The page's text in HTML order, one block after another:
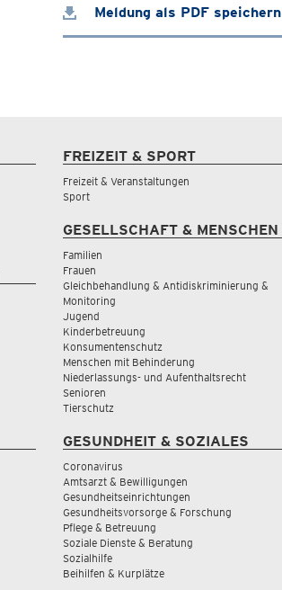
Meldung als PDF speichern
FREIZEIT & SPORT
Freizeit & Veranstaltungen
Sport
GESELLSCHAFT & MENSCHEN
Familien
Frauen
Gleichbehandlung & Antidiskriminierung &
Monitoring
Jugend
Kinderbetreuung
Konsumentenschutz
Menschen mit Behinderung
Niederlassungs- und Aufenthaltsrecht
Senioren
Tierschutz
GESUNDHEIT & SOZIALES
Coronavirus
Amtsarzt & Bewilligungen
Gesundheitseinrichtungen
Gesundheitsvorsorge & Forschung
Pflege & Betreuung
Soziale Dienste & Beratung
Sozialhilfe
Beihilfen & Kurplätze